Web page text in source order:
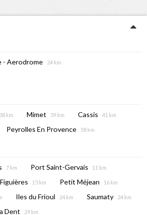
- Aerodrome 24 km
38 km Mimet 39 km Cassis 41 km
Peyrolles En Provence 58 km
7 km Port Saint-Gervais 11 km
Figuières 15 km Petit Méjean 16 km
Iles du Frioul 24 km Saumaty 24 km
Dent 29 km